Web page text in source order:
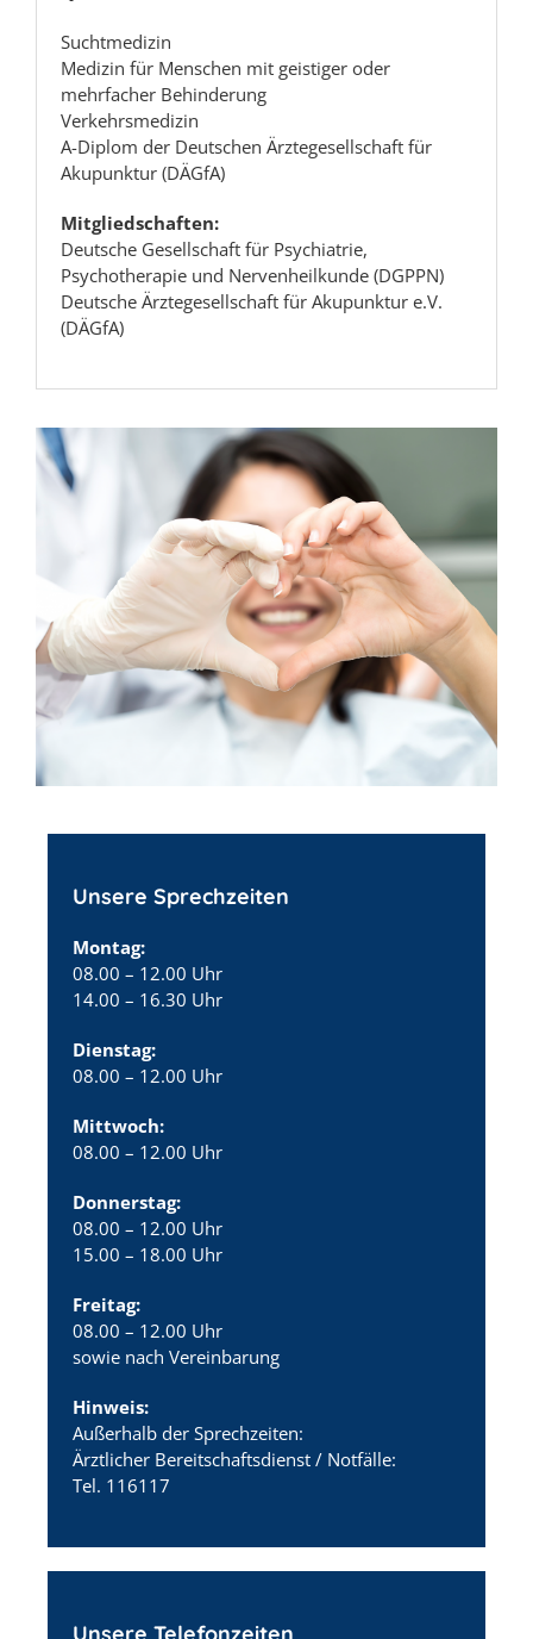
Suchtmedizin
Medizin für Menschen mit geistiger oder
mehrfacher Behinderung
Verkehrsmedizin
A-Diplom der Deutschen Ärztegesellschaft für
Akupunktur (DÄGfA)
Mitgliedschaften:
Deutsche Gesellschaft für Psychiatrie,
Psychotherapie und Nervenheilkunde (DGPPN)
Deutsche Ärztegesellschaft für Akupunktur e.V.
(DÄGfA)
Unsere Sprechzeiten
Montag:
08.00 – 12.00 Uhr
14.00 – 16.30 Uhr
Dienstag:
08.00 – 12.00 Uhr
Mittwoch:
08.00 – 12.00 Uhr
Donnerstag:
08.00 – 12.00 Uhr
15.00 – 18.00 Uhr
Freitag:
08.00 – 12.00 Uhr
sowie nach Vereinbarung
Hinweis:
Außerhalb der Sprechzeiten:
Ärztlicher Bereitschaftsdienst / Notfälle:
Tel. 116117
Unsere Telefonzeiten